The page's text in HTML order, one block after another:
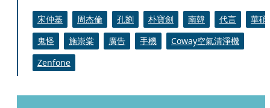
宋仲基 周杰倫 孔劉 朴寶劍 南韓 代言
華碩
鬼怪
施崇棠 廣告 手機
Coway空氣清淨機
Zenfone